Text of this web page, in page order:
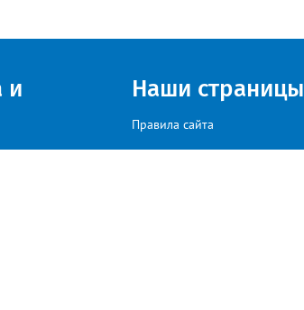
и
Наши страницы
Правила сайта